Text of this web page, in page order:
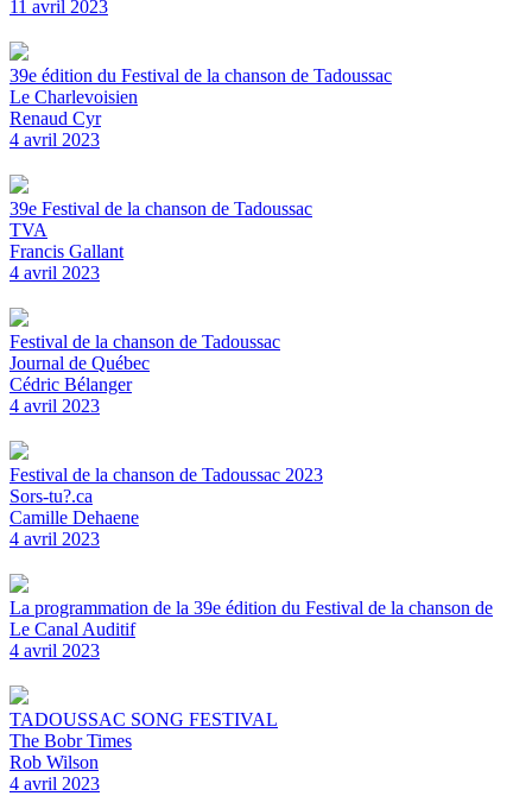
11 avril 2023
39e édition du Festival de la chanson de Tadoussac
Le Charlevoisien
Renaud Cyr
4 avril 2023
39e Festival de la chanson de Tadoussac
TVA
Francis Gallant
4 avril 2023
Festival de la chanson de Tadoussac
Journal de Québec
Cédric Bélanger
4 avril 2023
Festival de la chanson de Tadoussac 2023
Sors-tu?.ca
Camille Dehaene
4 avril 2023
La programmation de la 39e édition du Festival de la chanson de
Le Canal Auditif
4 avril 2023
TADOUSSAC SONG FESTIVAL
The Bobr Times
Rob Wilson
4 avril 2023